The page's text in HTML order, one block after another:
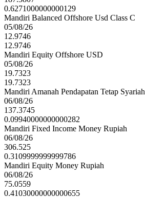
0.6271000000000129
Mandiri Balanced Offshore Usd Class C
05/08/26
12.9746
12.9746
Mandiri Equity Offshore USD
05/08/26
19.7323
19.7323
Mandiri Amanah Pendapatan Tetap Syariah
06/08/26
137.3745
0.09940000000000282
Mandiri Fixed Income Money Rupiah
06/08/26
306.525
0.3109999999999786
Mandiri Equity Money Rupiah
06/08/26
75.0559
0.41030000000000655